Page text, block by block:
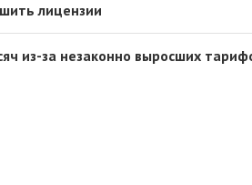
лицензии
из-за незаконно выросших